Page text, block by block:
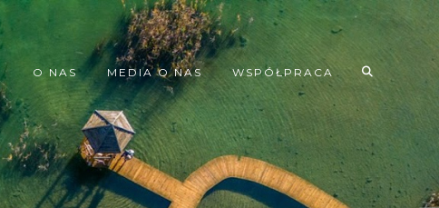
O NAS MEDIA O NAS WSPÓŁPRACA